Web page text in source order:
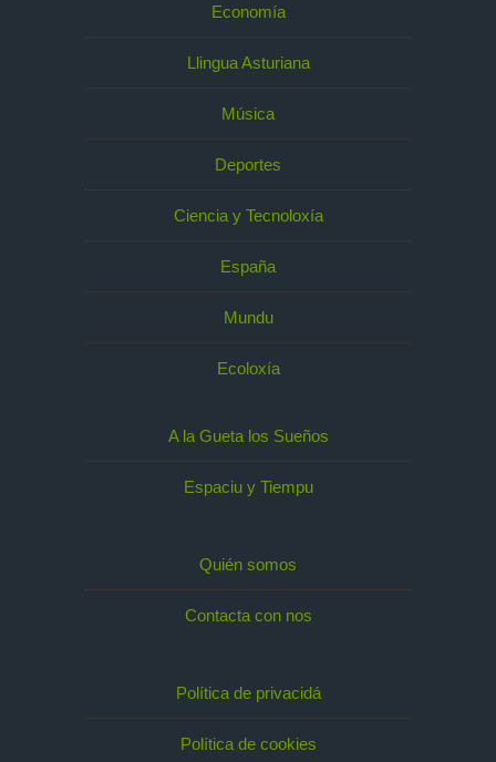
Economía
Llingua Asturiana
Música
Deportes
Ciencia y Tecnoloxía
España
Mundu
Ecoloxía
A la Gueta los Sueños
Espaciu y Tiempu
Quién somos
Contacta con nos
Política de privacidá
Política de cookies